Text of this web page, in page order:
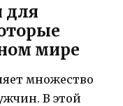
для
мире
множество
В этой